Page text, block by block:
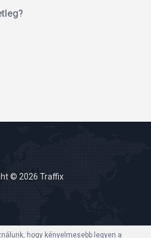
© 2026 Traffix
hogy kényelmesebb legyen a